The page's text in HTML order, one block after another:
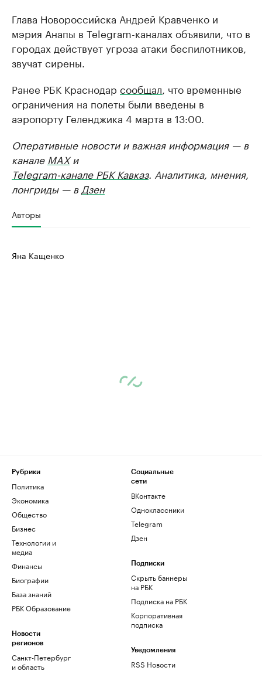
Глава Новороссийска Андрей Кравченко и
мэрия Анапы в Telegram-каналах объявили, что в
городах действует угроза атаки беспилотников,
звучат сирены.
Ранее РБК Краснодар сообщал , что временные
ограничения на полеты были введены в
аэропорту Геленджика 4 марта в 13:00.
Оперативные новости и важная информация — в
канале MAXи
Telegram-канале РБК Кавказ. Аналитика, мнения,
лонгриды — в Дзен
Авторы
Яна Кащенко
Рубрики
Политика
Экономика
Общество
Бизнес
Технологии и
медиа
Финансы
Биографии
База знаний
РБК Образование
Новости
регионов
Санкт-Петербург
и область
Социальные
сети
ВКонтакте
Одноклассники
Telegram
Дзен
Подписки
Скрыть баннеры
на РБК
Подписка на РБК
Корпоративная
подписка
Уведомления
RSS Новости